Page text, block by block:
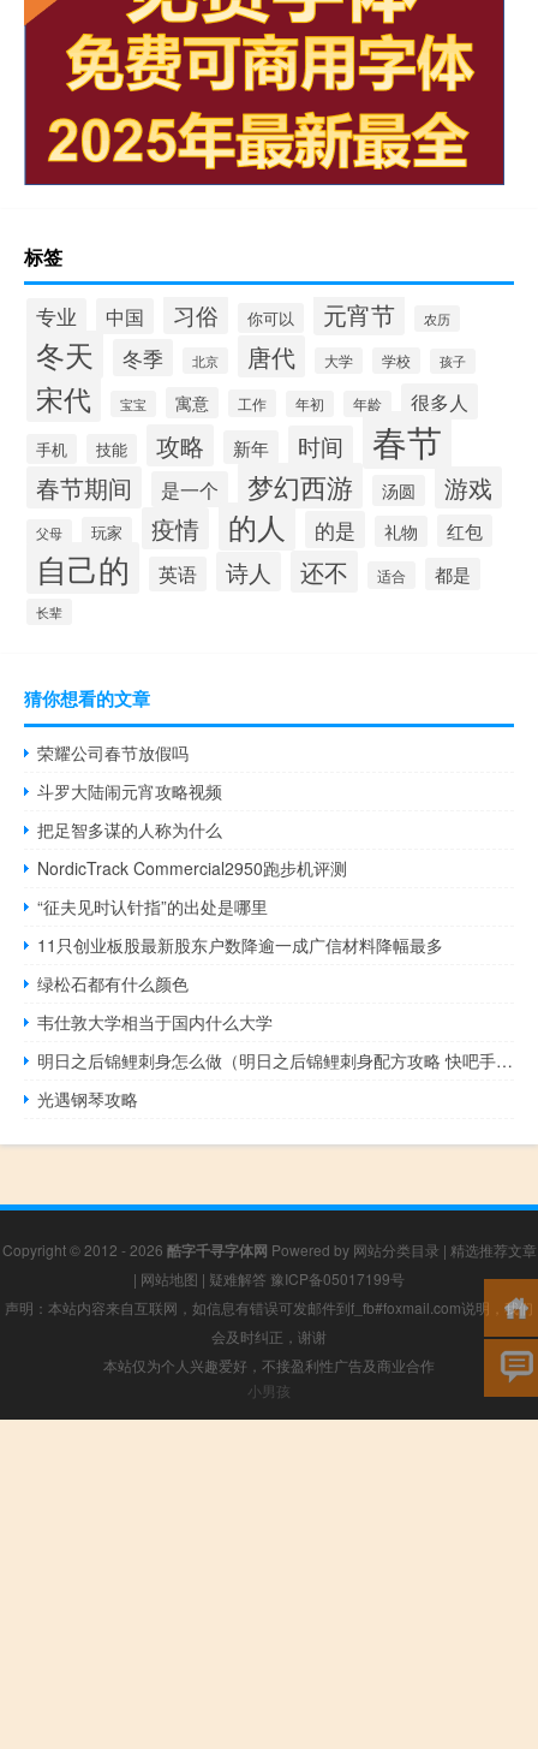
标签
专业 中国 习俗 你可以 元宵节 农历
冬天 冬季 北京 唐代 大学 学校 孩子
宋代 宝宝 寓意 工作 年初 年龄 很多人
手机 技能 攻略 新年 时间 春节
春节期间 是一个 梦幻西游 汤圆 游戏
父母 玩家 疫情 的人 的是 礼物 红包
自己的 英语 诗人 还不 适合 都是
长辈
猜你想看的文章
荣耀公司春节放假吗
斗罗大陆闹元宵攻略视频
把足智多谋的人称为什么
NordicTrack Commercial2950跑步机评测
“征夫见时认针指”的出处是哪里
11只创业板股最新股东户数降逾一成广信材料降幅最多
绿松石都有什么颜色
韦仕敦大学相当于国内什么大学
明日之后锦鲤刺身怎么做（明日之后锦鲤刺身配方攻略 快吧手游）
光遇钢琴攻略
Copyright © 2012 - 2026 酷字千寻字体网 Powered by 网站分类目录 | 精选推荐文章
| 网站地图 | 疑难解答 豫ICP备05017199号
声明：本站内容来自互联网，如信息有错误可发邮件到f_fb#foxmail.com说明，我们
会及时纠正，谢谢
本站仅为个人兴趣爱好，不接盈利性广告及商业合作
小男孩